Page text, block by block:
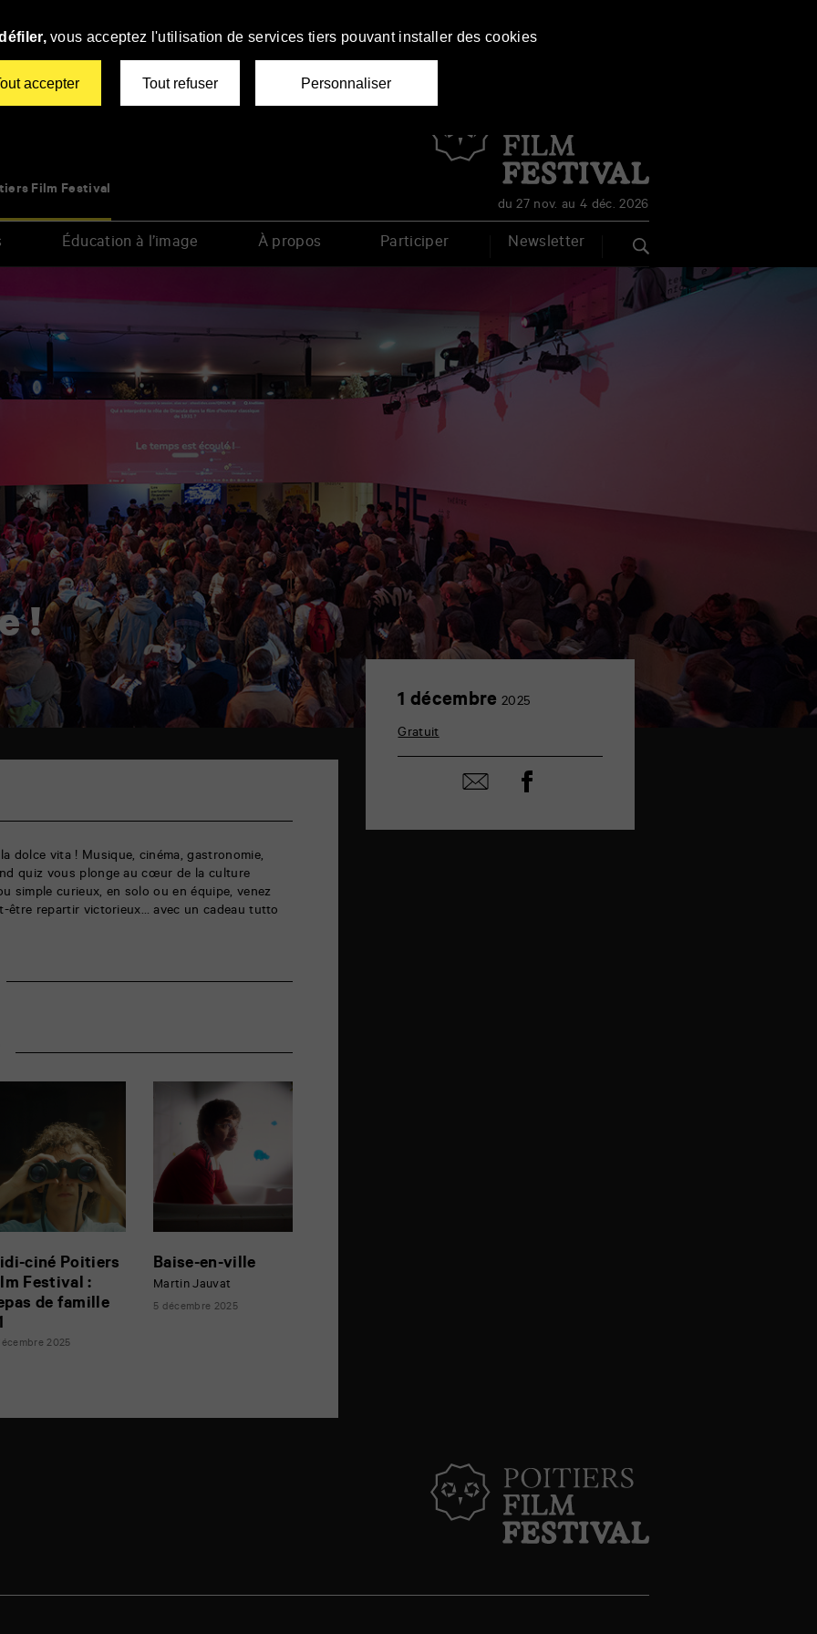
Film Festival
du 27 nov. au 4 déc. 2026
Éducation à l’image À propos Participer Newsletter
!
dolce vita ! Musique, cinéma, gastronomie,
quiz vous plonge au cœur de la culture
simple curieux, en solo ou en équipe, venez
être repartir victorieux… avec un cadeau tutto
ciné Poitiers
Festival :
de famille
2025
Baise-en-ville
Martin Jauvat
5 décembre 2025
1 décembre 2025
Gratuit
Partager
par
Partager
sur
vous acceptez l'utilisation de services tiers pouvant installer des cookies
accepter Tout refuser Personnaliser